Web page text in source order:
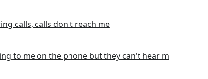
calls, calls don't reach me
to me on the phone but they can't hear m